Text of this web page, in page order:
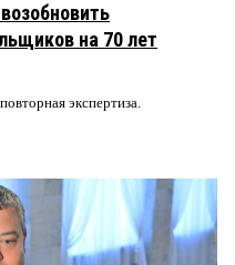
на 70 лет
экспертиза.